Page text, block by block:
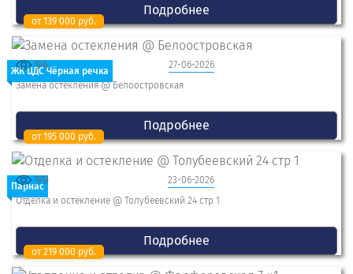
Подробнее
ЖК ЦДС Чёрная речка
от 139 000 руб.
27-06-2026
94
Замена остекления @ Белоостровская
Подробнее
Парнас
от 195 000 руб.
23-06-2026
99
Отделка и остекление @ Толубеевский 24 стр 1
Подробнее
от 219 000 руб.